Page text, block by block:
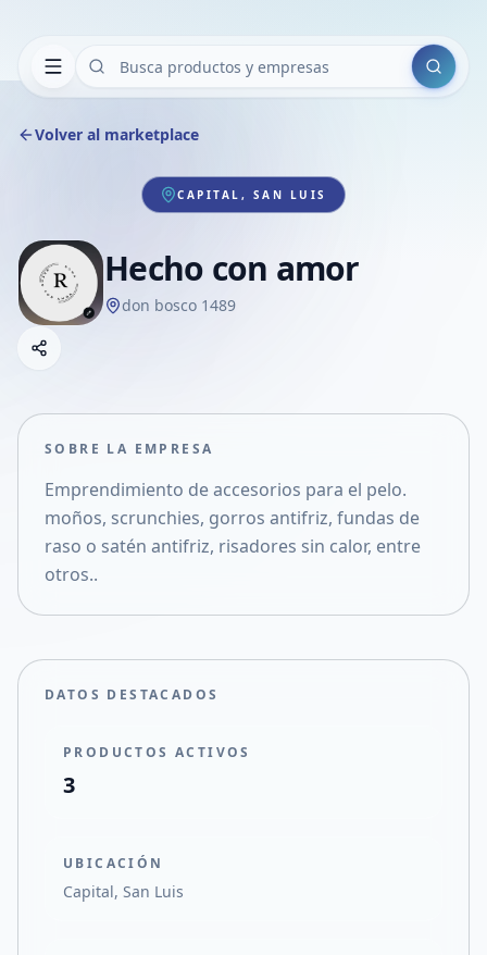
Buscar
Volver al marketplace
CAPITAL, SAN LUIS
Hecho con amor
don bosco 1489
Compartir empresa
Compartir en X
SOBRE LA EMPRESA
Emprendimiento de accesorios para el pelo.
moños, scrunchies, gorros antifriz, fundas de
raso o satén antifriz, risadores sin calor, entre
otros..
DATOS DESTACADOS
PRODUCTOS ACTIVOS
3
UBICACIÓN
Capital, San Luis